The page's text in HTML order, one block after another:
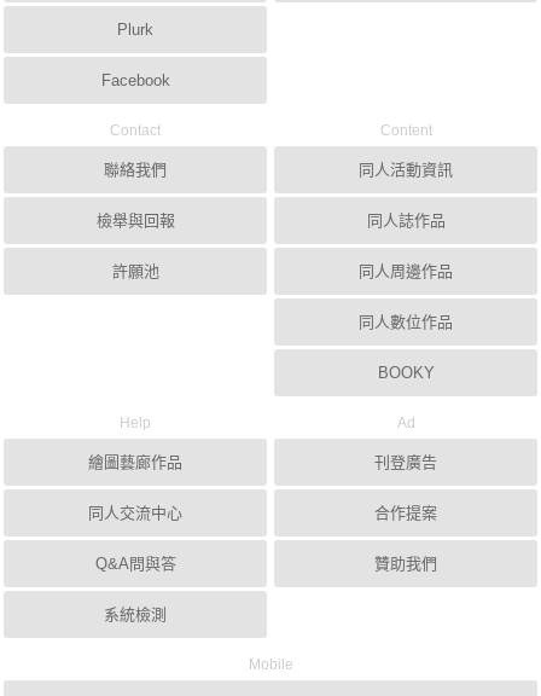
Plurk
Facebook
Contact
聯絡我們
檢舉與回報
許願池
Content
同人活動資訊
同人誌作品
同人周邊作品
同人數位作品
BOOKY
Help
繪圖藝廊作品
同人交流中心
Q&A問與答
系統檢測
Ad
刊登廣告
合作提案
贊助我們
Mobile